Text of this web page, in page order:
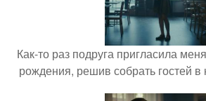
Как-то раз подруга пригласила
рождения, решив собрать гостей